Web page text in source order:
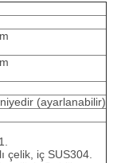
(ayarlanabilir)
çelik, iç SUS304.